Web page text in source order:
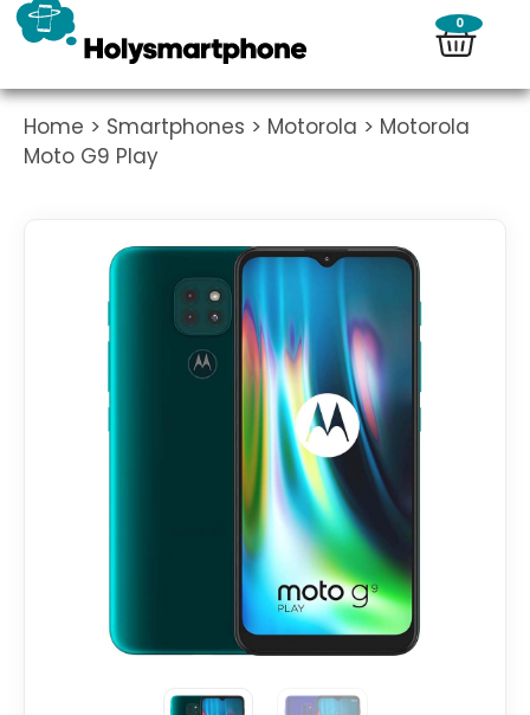
0
Home > Smartphones > Motorola > Motorola
Moto G9 Play